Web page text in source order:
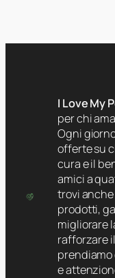
I Love My
per chi
Ogni
offerte su
cura e il
amici a
trovi
prodotti,
migliorare
rafforzare
prendiamo
e